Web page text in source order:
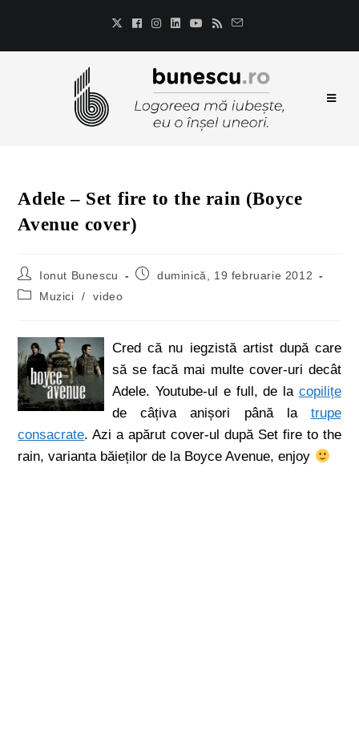
Adele – Set fire to the rain (Boyce
Avenue cover)
Ionut Bunescu
duminică, 19 februarie 2012
Muzici
/ video
Cred că nu iegzistă artist după care
să se facă mai multe cover-uri decât
Adele. Youtube-ul e full, de la copilițe
de câțiva anișori până la trupe
consacrate. Azi a apărut cover-ul după Set fire to the
rain, varianta băieților de la Boyce Avenue, enjoy